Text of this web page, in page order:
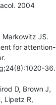
2004
Markowitz JS.
for attention-
36.
D, Brown J,
Lipetz R,